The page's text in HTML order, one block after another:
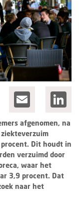
Email
afgenomen, na
Dit houdt in
verzuimd door
waar het
3,9 procent. Dat
naar het